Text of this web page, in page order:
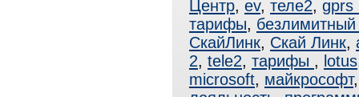
Центр, ev, теле2, gprs
тарифы,
СкайЛинк, Скай Линк,
2, tele2, тарифы , lotus
microsoft, майкрософт